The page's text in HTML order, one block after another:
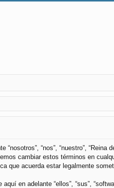
“nosotros”, “nos”, “nuestro”,
cambiar estos términos en
que acuerda estar legalmente
en adelante “ellos”, “sus”,